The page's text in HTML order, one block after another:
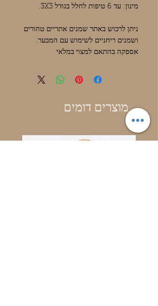
מינון: עד 6 טיפות לחלל בגודל 3X3.
ניתן לרכוש באתר שמנים אתריים טהורים
ושמנים ריחניים לשימוש עם המבער.
אספקה בהתאם למצוי במלאי
מוצרים דומים